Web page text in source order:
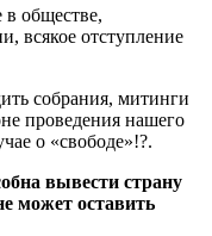
в обществе,
всякое отступление
собрания, митинги
проведения нашего
о «свободе»!?.
вывести страну
может оставить